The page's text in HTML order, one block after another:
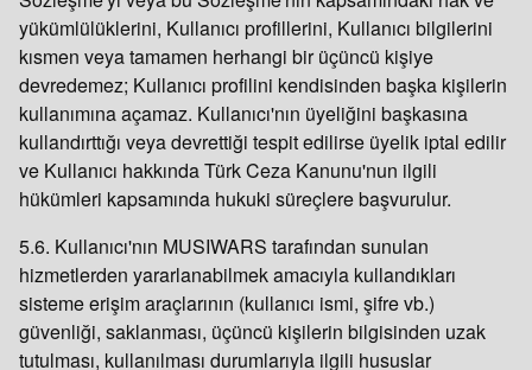
yükümlülüklerini, Kullanıcı profillerini, Kullanıcı bilgilerini
kısmen veya tamamen herhangi bir üçüncü kişiye
devredemez; Kullanıcı profilini kendisinden başka kişilerin
kullanımına açamaz. Kullanıcı'nın üyeliğini başkasına
kullandırttığı veya devrettiği tespit edilirse üyelik iptal edilir
ve Kullanıcı hakkında Türk Ceza Kanunu'nun ilgili
hükümleri kapsamında hukuki süreçlere başvurulur.
5.6. Kullanıcı'nın MUSIWARS tarafından sunulan
hizmetlerden yararlanabilmek amacıyla kullandıkları
sisteme erişim araçlarının (kullanıcı ismi, şifre vb.)
güvenliği, saklanması, üçüncü kişilerin bilgisinden uzak
tutulması, kullanılması durumlarıyla ilgili hususlar